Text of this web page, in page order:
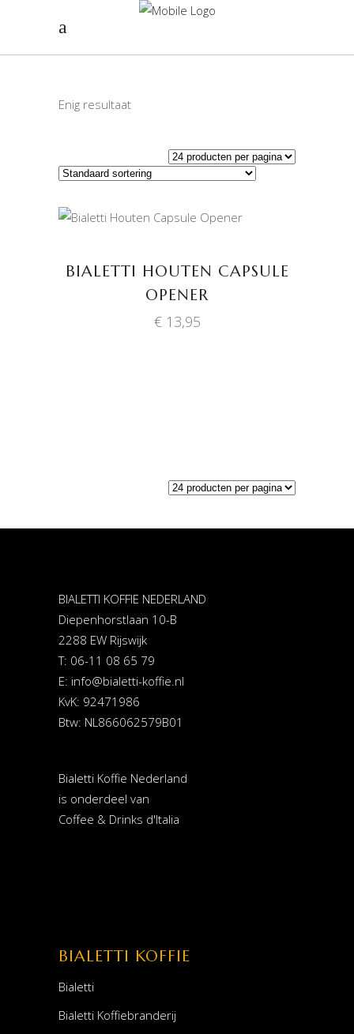
Enig resultaat
BIALETTI HOUTEN CAPSULE
OPENER
€13,95
BIALETTI KOFFIE NEDERLAND
Diepenhorstlaan 10-B
2288 EW Rijswijk
T: 06-11 08 65 79
E: info@bialetti-koffie.nl
KvK: 92471986
Btw: NL866062579B01
Bialetti Koffie Nederland
is onderdeel van
Coffee & Drinks d'Italia
BIALETTI KOFFIE
Bialetti
Bialetti Koffiebranderij